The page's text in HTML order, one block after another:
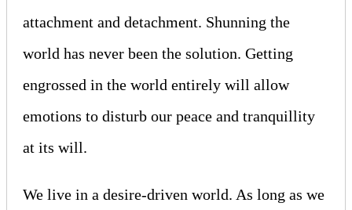
attachment and detachment. Shunning the
world has never been the solution. Getting
engrossed in the world entirely will allow
emotions to disturb our peace and tranquillity
at its will.
We live in a desire-driven world. As long as we